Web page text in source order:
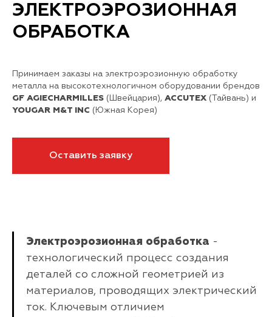
ЭЛЕКТРОЭРОЗИОННАЯ
ОБРАБОТКА
Принимаем заказы на электроэрозионную обработку
металла на высокотехнологичном оборудовании брендов
GF AGIECHARMILLES (Швейцария), ACCUTEX (Тайвань) и
YOUGAR M&T INC (Южная Корея)
Оставить заявку
Электроэрозионная обработка -
технологический процесс создания
деталей со сложной геометрией из
материалов, проводящих электрический
ток. Ключевым отличием